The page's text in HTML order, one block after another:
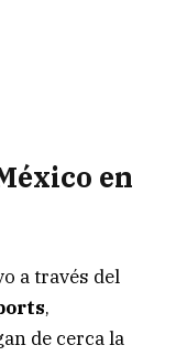
en
a través del
,
de cerca la